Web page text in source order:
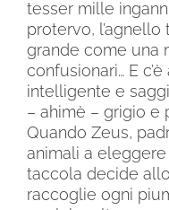
tesser mille
protervo,
grande come una
confusionari… E
intelligente e
– ahimè – grigio e
Quando Zeus,
animali a
taccola decide
raccoglie ogni